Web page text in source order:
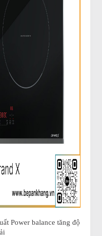
Power balance tăng độ